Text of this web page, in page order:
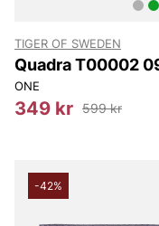
TIGER OF SWEDEN
Quadra T00002
ONE
349 kr 599 kr
-42%